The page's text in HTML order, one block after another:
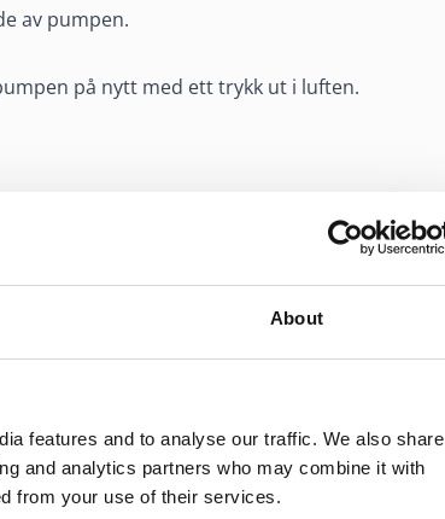
About
features and to analyse our traffic. We also share
and analytics partners who may combine it with
from your use of their services.
av pumpen.
på nytt med ett trykk ut i luften.
neseboret.
gang mens du puster forsiktig inn gjennom
for at legemidlet renner ned i halsen og gir